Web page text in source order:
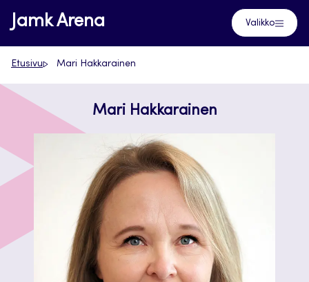
Siirry
suoraan
sisältöön
Jamk Arena Valikko
Etusivu Mari Hakkarainen
Mari Hakkarainen